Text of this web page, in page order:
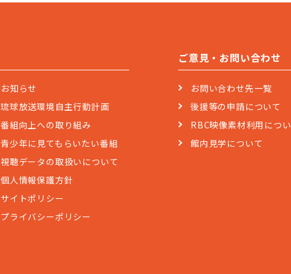
お知らせ
琉球放送環境自主行動計画
番組向上への取り組み
青少年に見てもらいたい番組
視聴データの取扱いについて
個人情報保護方針
サイトポリシー
プライバシーポリシー
ご意見・お問い合わせ
お問い合わせ先一覧
後援等の申請について
RBC映像素材利用につ
館内見学について